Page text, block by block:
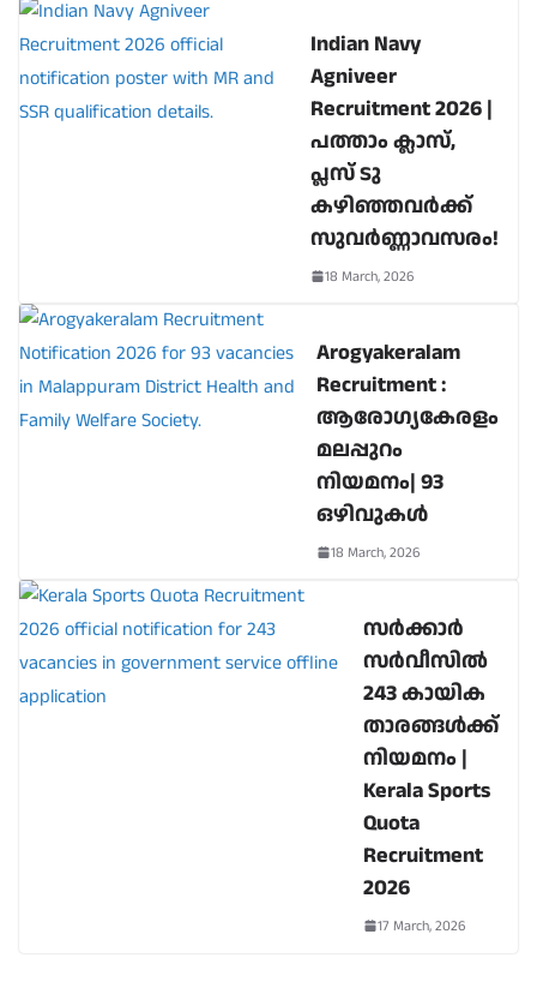
Indian Navy
Agniveer
Recruitment 2026 |
പത്താം ക്ലാസ്,
പ്ലസ് ടു
കഴിഞ്ഞവർക്ക്
സുവർണ്ണാവസരം!
18 March, 2026
Arogyakeralam
Recruitment :
ആരോഗ്യകേരളം
മലപ്പുറം
നിയമനം| 93
ഒഴിവുകൾ
18 March, 2026
സർക്കാർ
സർവീസിൽ
243 കായിക
താരങ്ങൾക്ക്
നിയമനം |
Kerala Sports
Quota
Recruitment
2026
17 March, 2026